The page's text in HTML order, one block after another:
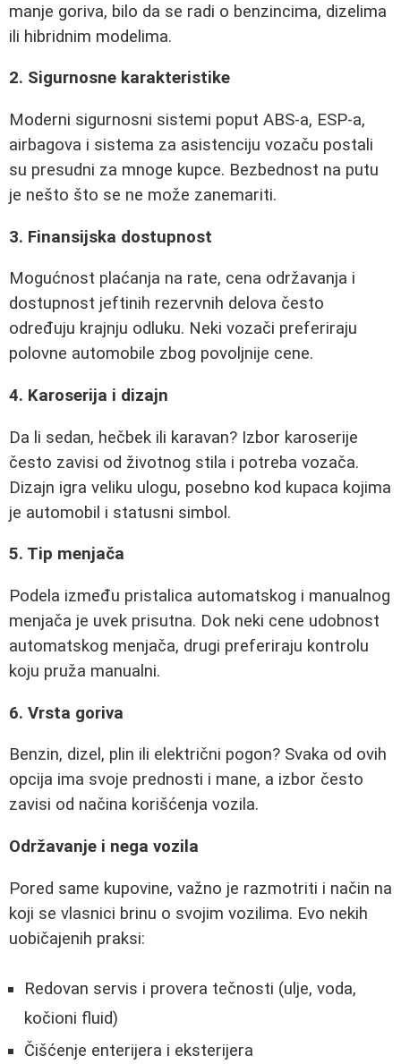
manje goriva, bilo da se radi o benzincima, dizelima
ili hibridnim modelima.
2. Sigurnosne karakteristike
Moderni sigurnosni sistemi poput ABS-a, ESP-a,
airbagova i sistema za asistenciju vozaču postali
su presudni za mnoge kupce. Bezbednost na putu
je nešto što se ne može zanemariti.
3. Finansijska dostupnost
Mogućnost plaćanja na rate, cena održavanja i
dostupnost jeftinih rezervnih delova često
određuju krajnju odluku. Neki vozači preferiraju
polovne automobile zbog povoljnije cene.
4. Karoserija i dizajn
Da li sedan, hečbek ili karavan? Izbor karoserije
često zavisi od životnog stila i potreba vozača.
Dizajn igra veliku ulogu, posebno kod kupaca kojima
je automobil i statusni simbol.
5. Tip menjača
Podela između pristalica automatskog i manualnog
menjača je uvek prisutna. Dok neki cene udobnost
automatskog menjača, drugi preferiraju kontrolu
koju pruža manualni.
6. Vrsta goriva
Benzin, dizel, plin ili električni pogon? Svaka od ovih
opcija ima svoje prednosti i mane, a izbor često
zavisi od načina korišćenja vozila.
Održavanje i nega vozila
Pored same kupovine, važno je razmotriti i način na
koji se vlasnici brinu o svojim vozilima. Evo nekih
uobičajenih praksi:
Redovan servis i provera tečnosti (ulje, voda,
kočioni fluid)
Čišćenje enterijera i eksterijera